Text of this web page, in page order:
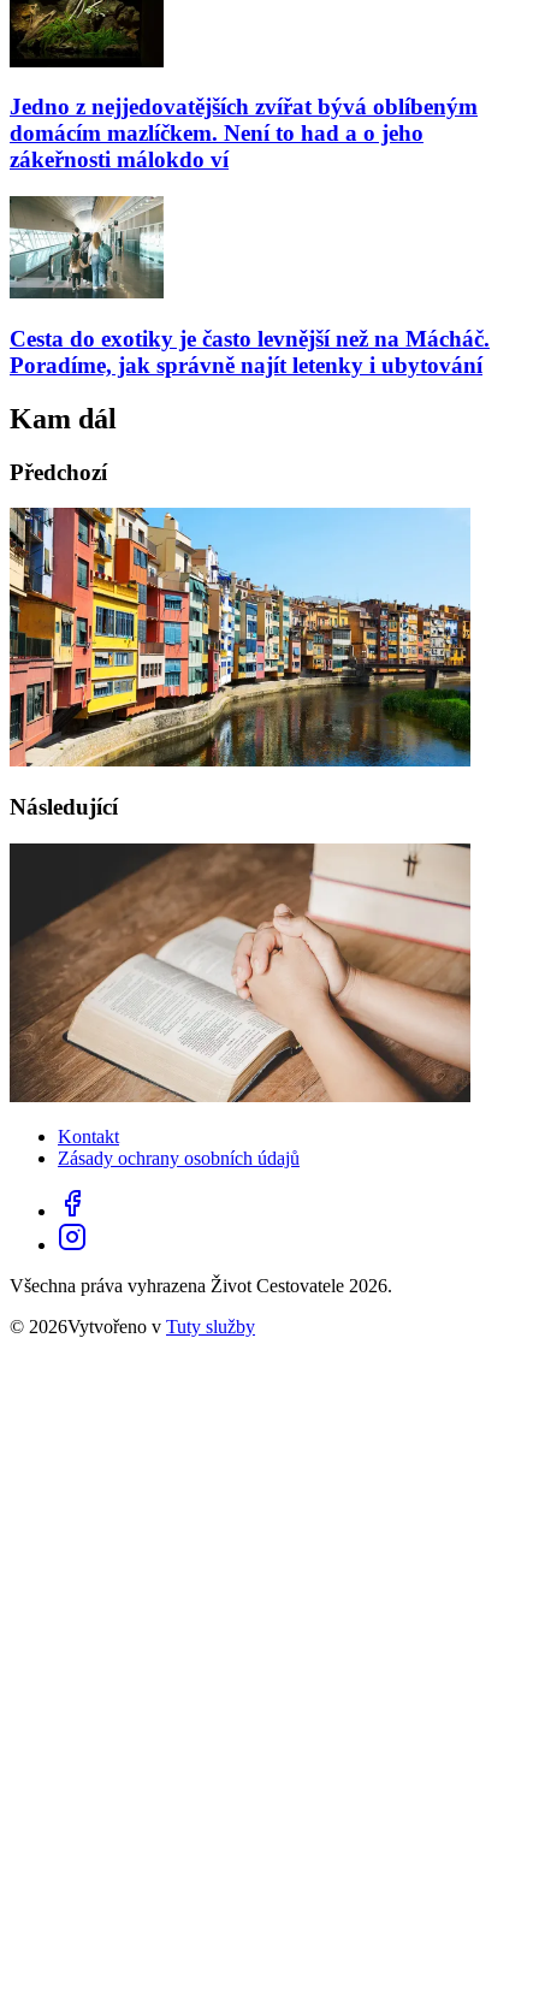
Jedno z nejjedovatějších zvířat bývá oblíbeným
domácím mazlíčkem. Není to had a o jeho
zákeřnosti málokdo ví
Cesta do exotiky je často levnější než na Mácháč.
Poradíme, jak správně najít letenky i ubytování
Kam dál
Předchozí
Následující
Kontakt
Zásady ochrany osobních údajů
Všechna práva vyhrazena Život Cestovatele 2026.
© 2026Vytvořeno v Tuty služby